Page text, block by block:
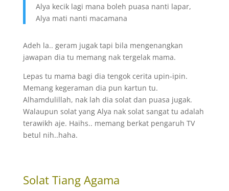
Alya kecik lagi mana boleh puasa nanti lapar,
Alya mati nanti macamana
Adeh la.. geram jugak tapi bila mengenangkan
jawapan dia tu memang nak tergelak mama.
Lepas tu mama bagi dia tengok cerita upin-ipin.
Memang kegeraman dia pun kartun tu.
Alhamdulillah, nak lah dia solat dan puasa jugak.
Walaupun solat yang Alya nak solat sangat tu adalah
terawikh aje. Haihs.. memang berkat pengaruh TV
betul nih..haha.
Solat Tiang Agama